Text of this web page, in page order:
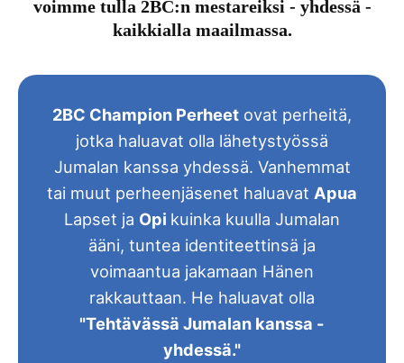
voimme tulla 2BC:n mestareiksi - yhdessä -
kaikkialla maailmassa.
2BC Champion Perheet ovat perheitä,
jotka haluavat olla lähetystyössä
Jumalan kanssa yhdessä. Vanhemmat
tai muut perheenjäsenet haluavat Apua
Lapset ja Opi kuinka kuulla Jumalan
ääni, tuntea identiteettinsä ja
voimaantua jakamaan Hänen
rakkauttaan. He haluavat olla
"Tehtävässä Jumalan kanssa -
yhdessä."